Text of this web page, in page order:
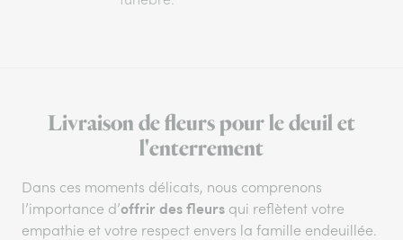
Livraison de fleurs pour le deuil et
l'enterrement
Dans ces moments délicats, nous comprenons
l’importance d’offrir des fleurs qui reflètent votre
empathie et votre respect envers la famille endeuillée.